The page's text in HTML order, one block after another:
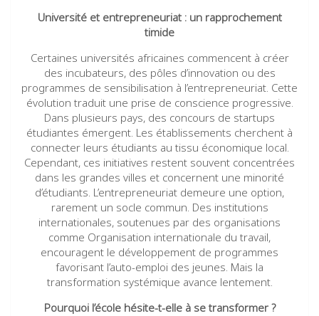
Université et entrepreneuriat : un rapprochement
timide
Certaines universités africaines commencent à créer
des incubateurs, des pôles d’innovation ou des
programmes de sensibilisation à l’entrepreneuriat. Cette
évolution traduit une prise de conscience progressive.
Dans plusieurs pays, des concours de startups
étudiantes émergent. Les établissements cherchent à
connecter leurs étudiants au tissu économique local.
Cependant, ces initiatives restent souvent concentrées
dans les grandes villes et concernent une minorité
d’étudiants. L’entrepreneuriat demeure une option,
rarement un socle commun. Des institutions
internationales, soutenues par des organisations
comme Organisation internationale du travail,
encouragent le développement de programmes
favorisant l’auto-emploi des jeunes. Mais la
transformation systémique avance lentement.
Pourquoi l’école hésite-t-elle à se transformer ?